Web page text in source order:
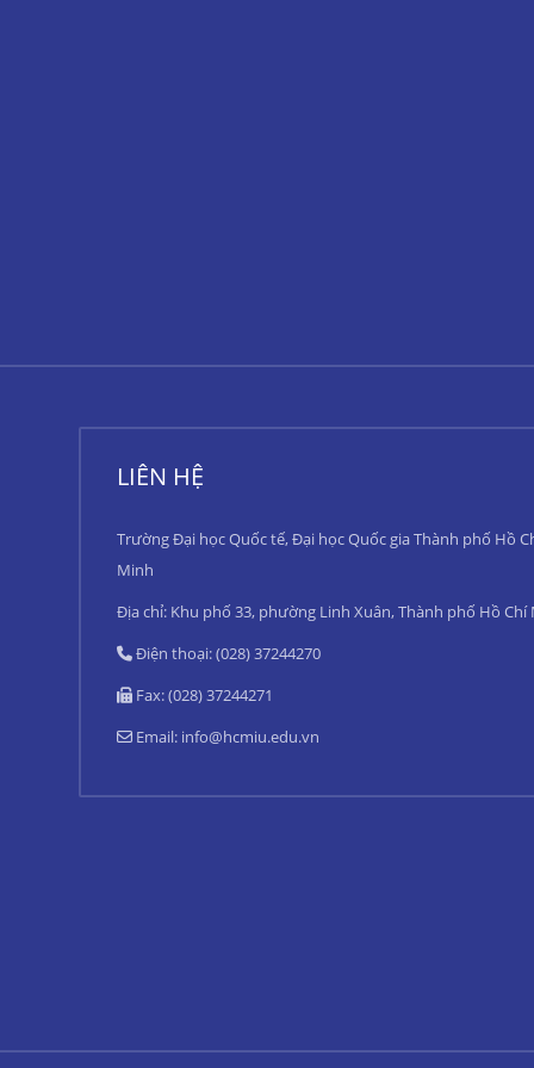
LIÊN HỆ
Trường Đại học Quốc tế, Đại học Quốc gia Thành phố Hồ
Minh
Địa chỉ: Khu phố 33, phường Linh Xuân, Thành phố Hồ Chí
Điện thoại: (028) 37244270
Fax: (028) 37244271
Email: info@hcmiu.edu.vn